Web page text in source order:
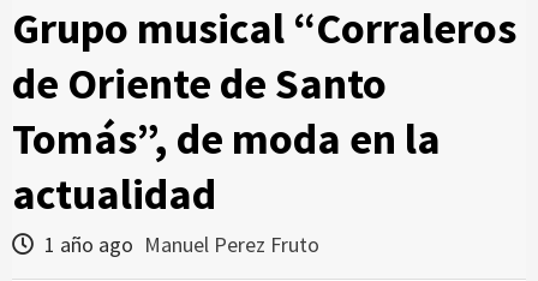
Grupo musical “Corraleros
de Oriente de Santo
Tomás”, de moda en la
actualidad
1 año ago Manuel Perez Fruto